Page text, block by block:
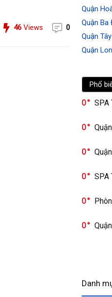
46 Views 0
Quận
Quận Ba
Quận
Quận
Phổ
0 SPA
0
0
0 SPA
0
0
Danh